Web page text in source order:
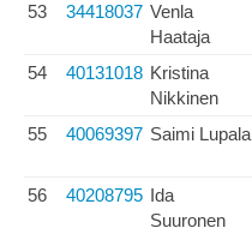
53 34418037 Venla
Haataja
54 40131018 Kristina
Nikkinen
55 40069397 Saimi Lupala
56 40208795 Ida
Suuronen